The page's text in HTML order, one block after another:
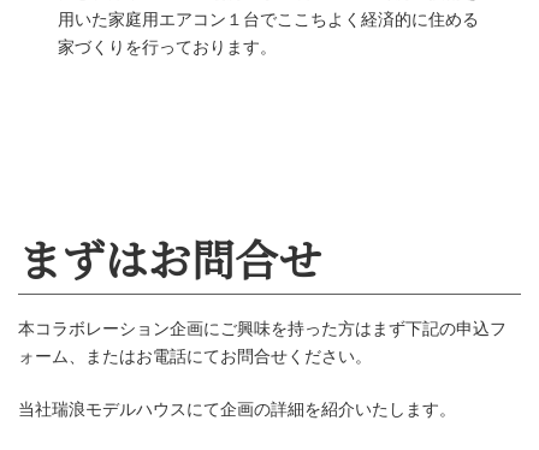
小栗材木店とは
用いた家庭用エアコン１台でここちよく経済的に住める
家づくりを行っております。
本コラボレーション企画にご興味を持った方はまず下記の申込フ
ォーム、またはお電話にてお問合せください。
当社瑞浪モデルハウスにて企画の詳細を紹介いたします。